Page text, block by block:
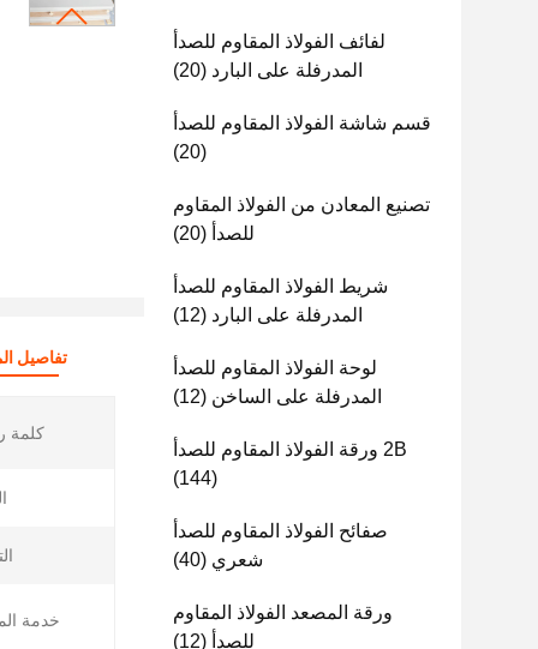
لفائف الفولاذ المقاوم للصدأ
المدرفلة على البارد (20)
قسم شاشة الفولاذ المقاوم للصدأ
(20)
تصنيع المعادن من الفولاذ المقاوم
للصدأ (20)
شريط الفولاذ المقاوم للصدأ
المدرفلة على البارد (12)
لوحة الفولاذ المقاوم للصدأ
المدرفلة على الساخن (12)
2B ورقة الفولاذ المقاوم للصدأ
(144)
صفائح الفولاذ المقاوم للصدأ
شعري (40)
ورقة المصعد الفولاذ المقاوم
للصدأ (12)
تفاصيل
كلمة
خدمة